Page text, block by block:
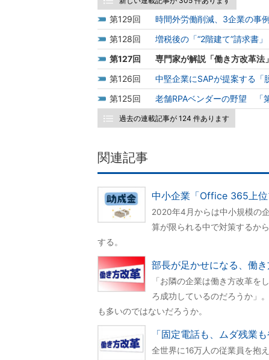
129
時間外労働削減、3企業の事
128
増税後の「“2階建て”請求
127
専門家が解説「働き方改革法
126
中堅企業にSAPが提案する「
125
老舗RPAベンダーの野望 「
過去の連載記事が 124 件あります
関連記事
中小企業「Office 365上位
2020年4月からは中小規模の
算が限られる中で対策するか
する。
部長が足かせになる、働
「お隣の企業は働き方改革を
ろ成功しているのだろうか」
も多いのではないだろうか。
「固定電話も、ムダ残業
全世界に16万人の従業員を抱